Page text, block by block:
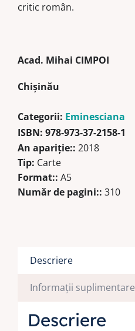
critic român.
Acad. Mihai CIMPOI
Chişinău
Categorii: Eminesciana
ISBN: 978-973-37-2158-1
An apariţie:: 2018
Tip: Carte
Format:: A5
Număr de pagini:: 310
Descriere
Informații suplimentare
Descriere